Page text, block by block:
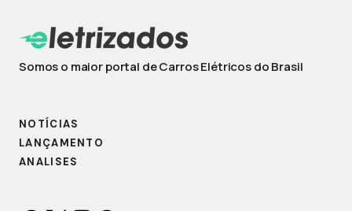
Somos o maior portal de Carros Elétricos do Brasil
NOTÍCIAS
LANÇAMENTO
ANALISES